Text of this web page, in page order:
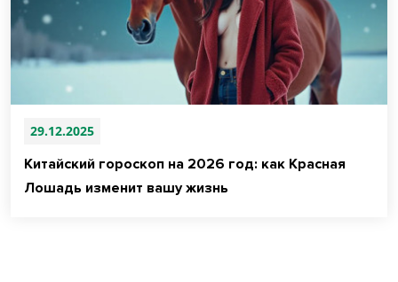
29.12.2025
Китайский гороскоп на 2026 год: как Красная
Лошадь изменит вашу жизнь